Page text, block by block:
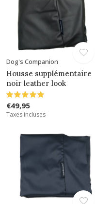
Dog's Companion
Housse supplémentaire
noir leather look
€49,95
Taxes incluses